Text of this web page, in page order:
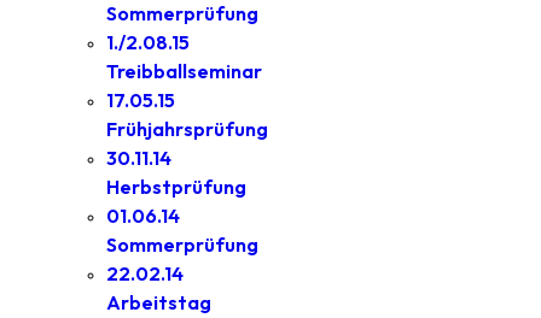
Sommerprüfung
1./2.08.15
Treibballseminar
17.05.15
Frühjahrsprüfung
30.11.14
Herbstprüfung
01.06.14
Sommerprüfung
22.02.14
Arbeitstag